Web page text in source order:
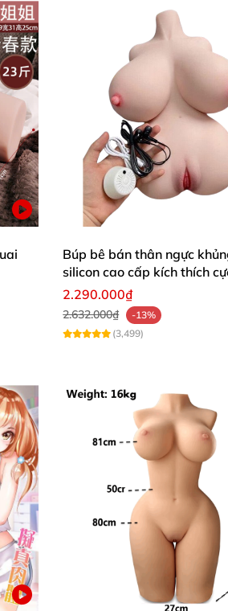
– Thần Thái Ngút Ngàn:
chế tác tinh xảo, long lanh
tựa như biết nói, có khả năng
căng mọng tựa cánh hoa mới
cấp “5S” được thực hiện hoàn
sống động và có hồn hơn bao
Búp bê bán thân ngực
silicon cao cấp kích thích
2.290.000₫
2.632.000₫
-13%
(3,499)